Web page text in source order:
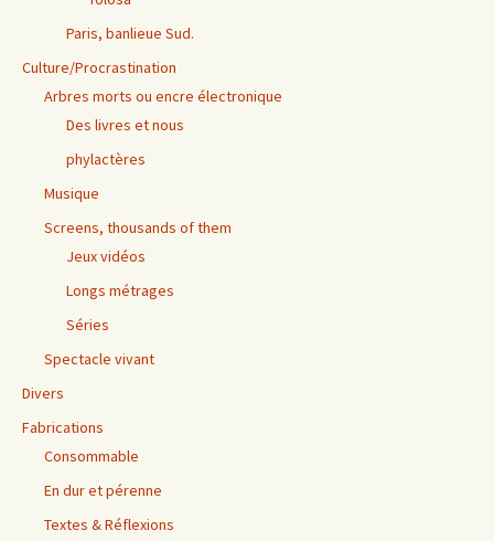
Paris, banlieue Sud.
Culture/Procrastination
Arbres morts ou encre électronique
Des livres et nous
phylactères
Musique
Screens, thousands of them
Jeux vidéos
Longs métrages
Séries
Spectacle vivant
Divers
Fabrications
Consommable
En dur et pérenne
Textes & Réflexions